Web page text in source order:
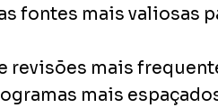
fontes mais valiosas
mais
mais